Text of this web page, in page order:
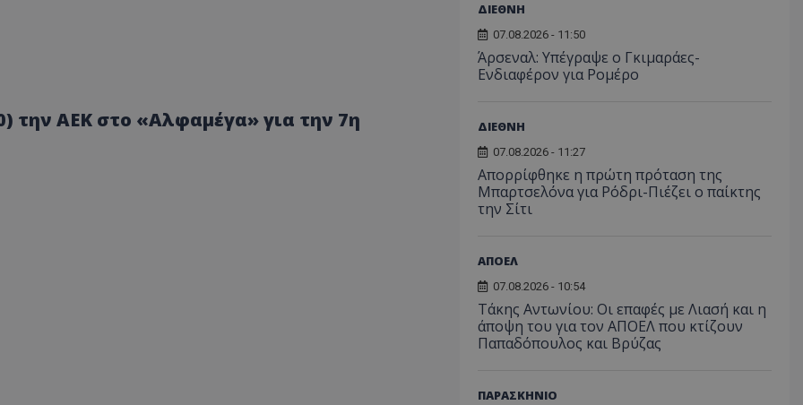
την ΑΕΚ στο «Αλφαμέγα» για την 7η
ΔΙΕΘΝΗ
07.08.2026 - 11:50
Άρσεναλ: Υπέγραψε ο Γκιμαράες-
Ενδιαφέρον για Ρομέρο
ΔΙΕΘΝΗ
07.08.2026 - 11:27
Απορρίφθηκε η πρώτη πρόταση της
Μπαρτσελόνα για Ρόδρι-Πιέζει ο παίκτης
την Σίτι
ΑΠΟΕΛ
07.08.2026 - 10:54
Τάκης Αντωνίου: Οι επαφές με Λιασή και η
άποψη του για τον ΑΠΟΕΛ που κτίζουν
Παπαδόπουλος και Βρύζας
ΠΑΡΑΣΚΗΝΙΟ